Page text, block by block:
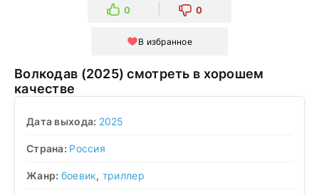
0 0
В избранное
Волкодав (2025) смотреть в хорошем
качестве
Дата выхода: 2025
Страна: Россия
Жанр: боевик, триллер